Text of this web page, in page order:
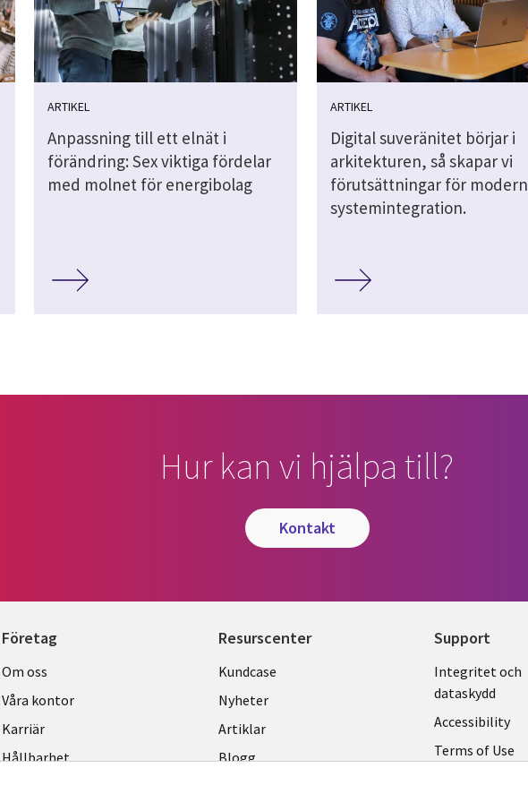
ARTIKEL
Anpassning till ett elnät i
förändring: Sex viktiga fördelar
med molnet för energibolag
ARTIKEL
Digital suveränitet börjar i
arkitekturen, så skapar vi
förutsättningar för modern
systemintegration.
Hur kan vi hjälpa till?
kontakt
Företag
Useful
links
SWEDEN
Om oss
Våra kontor
Karriär
Hållbarhet
Resurscenter
Library
Links
SWEDEN
Kundcase
Nyheter
Artiklar
Blogg
Support
Legal
SWEDEN
Integritet och
dataskydd
Accessibility
Terms of Use